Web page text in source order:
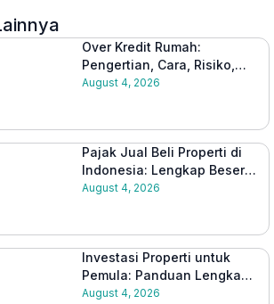
Over Kredit Rumah:
Pengertian, Cara, Risiko,
dan Tips Aman
August 4, 2026
Pajak Jual Beli Properti di
Indonesia: Lengkap Beserta
Cara Hitungnya 2026
August 4, 2026
Investasi Properti untuk
Pemula: Panduan Lengkap
Memulai dari Nol 2026
August 4, 2026